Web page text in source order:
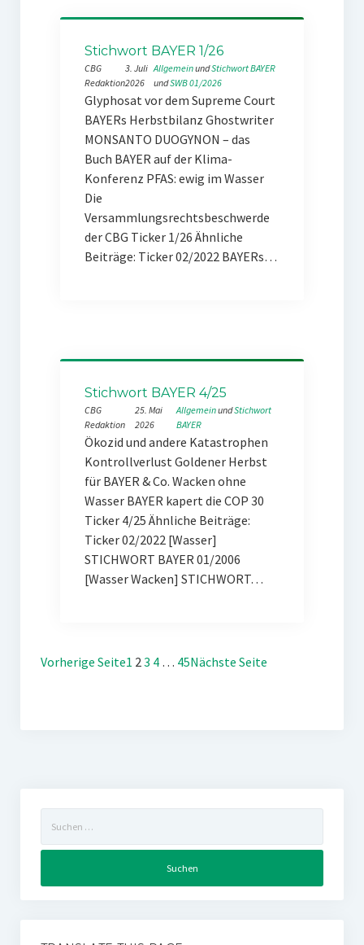
Stichwort BAYER 1/26
CBG
Redaktion
3. Juli
2026
Allgemein und Stichwort BAYER
und SWB 01/2026
Glyphosat vor dem Supreme Court
BAYERs Herbstbilanz Ghostwriter
MONSANTO DUOGYNON – das
Buch BAYER auf der Klima-
Konferenz PFAS: ewig im Wasser
Die
Versammlungsrechtsbeschwerde
der CBG Ticker 1/26 Ähnliche
Beiträge: Ticker 02/2022 BAYERs…
Stichwort BAYER 4/25
CBG
Redaktion
25. Mai
2026
Allgemein und Stichwort
BAYER
Ökozid und andere Katastrophen
Kontrollverlust Goldener Herbst
für BAYER & Co. Wacken ohne
Wasser BAYER kapert die COP 30
Ticker 4/25 Ähnliche Beiträge:
Ticker 02/2022 [Wasser]
STICHWORT BAYER 01/2006
[Wasser Wacken] STICHWORT…
Vorherige Seite1 23 4 … 45Nächste Seite
nach: